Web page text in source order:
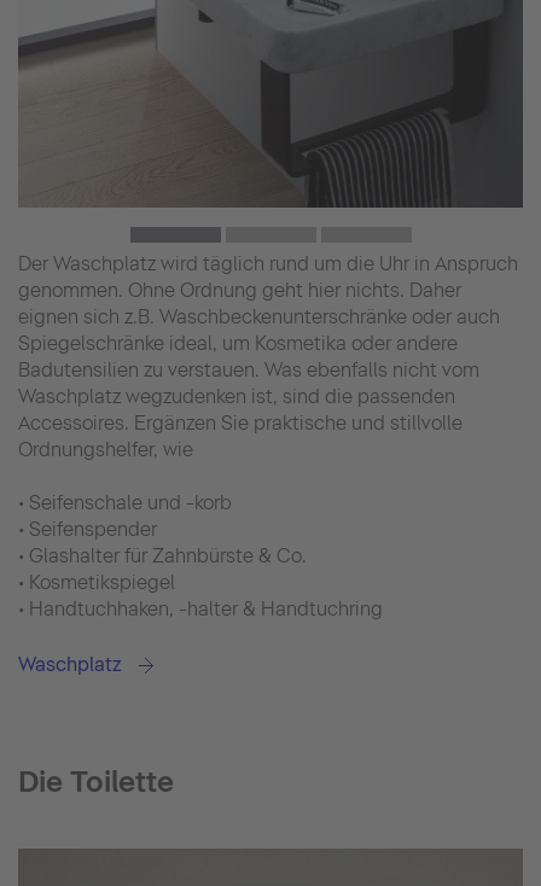
Der Waschplatz wird täglich rund um die Uhr in Anspruch
genommen. Ohne Ordnung geht hier nichts. Daher
eignen sich z.B. Waschbeckenunterschränke oder auch
Spiegelschränke ideal, um Kosmetika oder andere
Badutensilien zu verstauen. Was ebenfalls nicht vom
Waschplatz wegzudenken ist, sind die passenden
Accessoires. Ergänzen Sie praktische und stillvolle
Ordnungshelfer, wie
• Seifenschale und -korb
• Seifenspender
• Glashalter für Zahnbürste & Co.
• Kosmetikspiegel
• Handtuchhaken, -halter & Handtuchring
Waschplatz
Die Toilette